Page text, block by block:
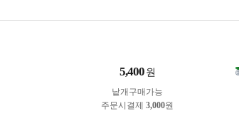
5,400 원
낱개구매가능
주문시결제 3,000원